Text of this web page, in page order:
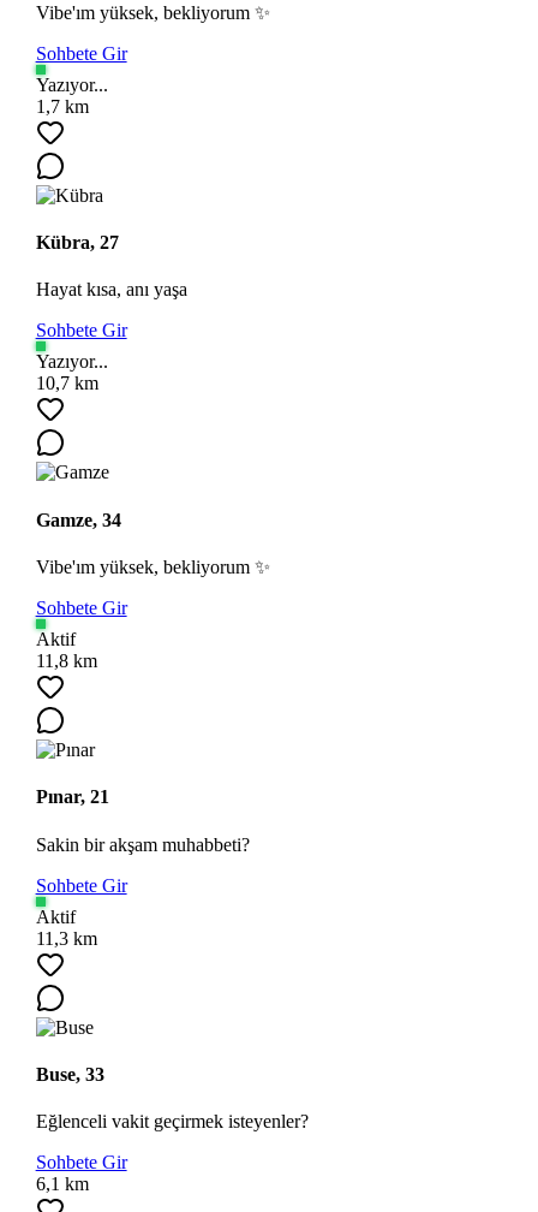
Vibe'ım yüksek, bekliyorum ✨
Sohbete Gir
Yazıyor...
1,7 km
Kübra, 27
Hayat kısa, anı yaşa
Sohbete Gir
Yazıyor...
10,7 km
Gamze, 34
Vibe'ım yüksek, bekliyorum ✨
Sohbete Gir
Aktif
11,8 km
Pınar, 21
Sakin bir akşam muhabbeti?
Sohbete Gir
Aktif
11,3 km
Buse, 33
Eğlenceli vakit geçirmek isteyenler?
Sohbete Gir
6,1 km